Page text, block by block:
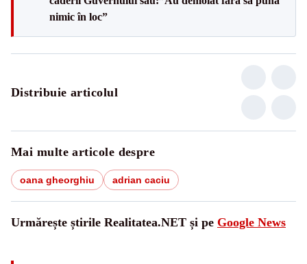
nimic în loc”
Distribuie articolul
Mai multe articole despre
oana gheorghiu adrian caciu
Urmărește știrile Realitatea.NET și pe Google News